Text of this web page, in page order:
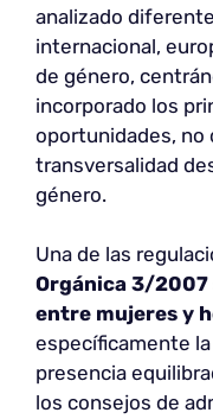
analizado
internacional,
de género,
incorporado los
oportunidades, no
transversalidad
género.
Una de las
Orgánica 3/
entre mujeres y
específicamente
presencia
los consejos de